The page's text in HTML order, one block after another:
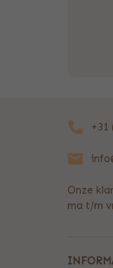
+31
Onze
ma t/m